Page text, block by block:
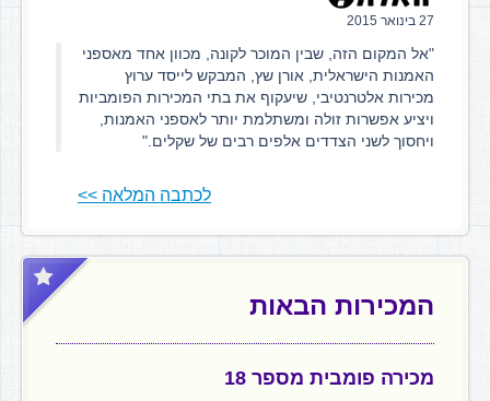
27 בינואר 2015
"אל המקום הזה, שבין המוכר לקונה, מכוון אחד מאספני
האמנות הישראלית, אורן שץ, המבקש לייסד ערוץ
מכירות אלטרנטיבי, שיעקוף את בתי המכירות הפומביות
ויציע אפשרות זולה ומשתלמת יותר לאספני האמנות,
ויחסוך לשני הצדדים אלפים רבים של שקלים."
לכתבה המלאה >>
המכירות הבאות
מכירה פומבית מספר 18